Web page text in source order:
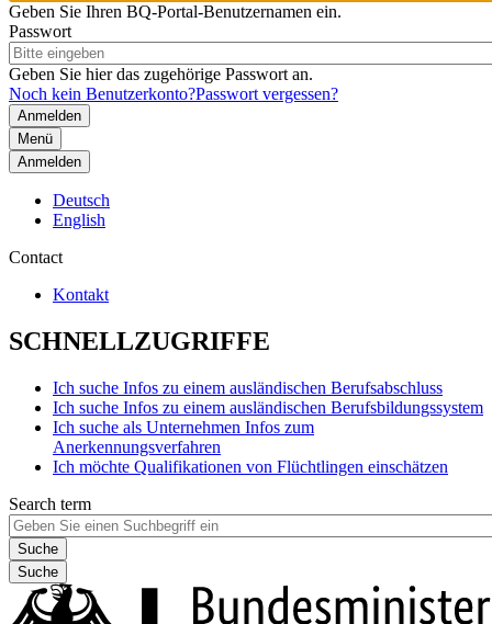
Geben Sie Ihren BQ-Portal-Benutzernamen ein.
Passwort
Geben Sie hier das zugehörige Passwort an.
Noch kein Benutzerkonto?Passwort vergessen?
Menü
Anmelden
Deutsch
English
Contact
Kontakt
SCHNELLZUGRIFFE
Ich suche Infos zu einem ausländischen Berufsabschluss
Ich suche Infos zu einem ausländischen Berufsbildungssystem
Ich suche als Unternehmen Infos zum
Anerkennungsverfahren
Ich möchte Qualifikationen von Flüchtlingen einschätzen
Search term
Suche